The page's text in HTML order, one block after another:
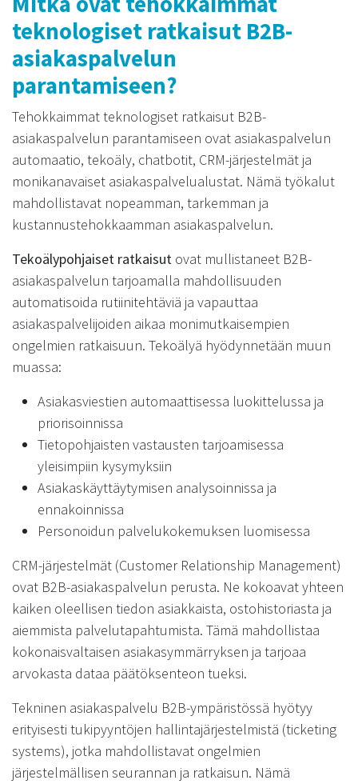
teknologiset ratkaisut B2B-
asiakaspalvelun
parantamiseen?
Tehokkaimmat teknologiset ratkaisut B2B-
asiakaspalvelun parantamiseen ovat asiakaspalvelun
automaatio, tekoäly, chatbotit, CRM-järjestelmät ja
monikanavaiset asiakaspalvelualustat. Nämä työkalut
mahdollistavat nopeamman, tarkemman ja
kustannustehokkaamman asiakaspalvelun.
Tekoälypohjaiset ratkaisut ovat mullistaneet B2B-
asiakaspalvelun tarjoamalla mahdollisuuden
automatisoida rutiinitehtäviä ja vapauttaa
asiakaspalvelijoiden aikaa monimutkaisempien
ongelmien ratkaisuun. Tekoälyä hyödynnetään muun
muassa:
Asiakasviestien automaattisessa luokittelussa ja
priorisoinnissa
Tietopohjaisten vastausten tarjoamisessa
yleisimpiin kysymyksiin
Asiakaskäyttäytymisen analysoinnissa ja
ennakoinnissa
Personoidun palvelukokemuksen luomisessa
CRM-järjestelmät (Customer Relationship Management)
ovat B2B-asiakaspalvelun perusta. Ne kokoavat yhteen
kaiken oleellisen tiedon asiakkaista, ostohistoriasta ja
aiemmista palvelutapahtumista. Tämä mahdollistaa
kokonaisvaltaisen asiakasymmärryksen ja tarjoaa
arvokasta dataa päätöksenteon tueksi.
Tekninen asiakaspalvelu B2B-ympäristössä hyötyy
erityisesti tukipyyntöjen hallintajärjestelmistä (ticketing
systems), jotka mahdollistavat ongelmien
järjestelmällisen seurannan ja ratkaisun. Nämä